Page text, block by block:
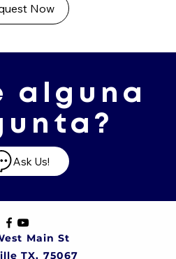
Now
alguna
Ask Us!
Main St
TX, 75067